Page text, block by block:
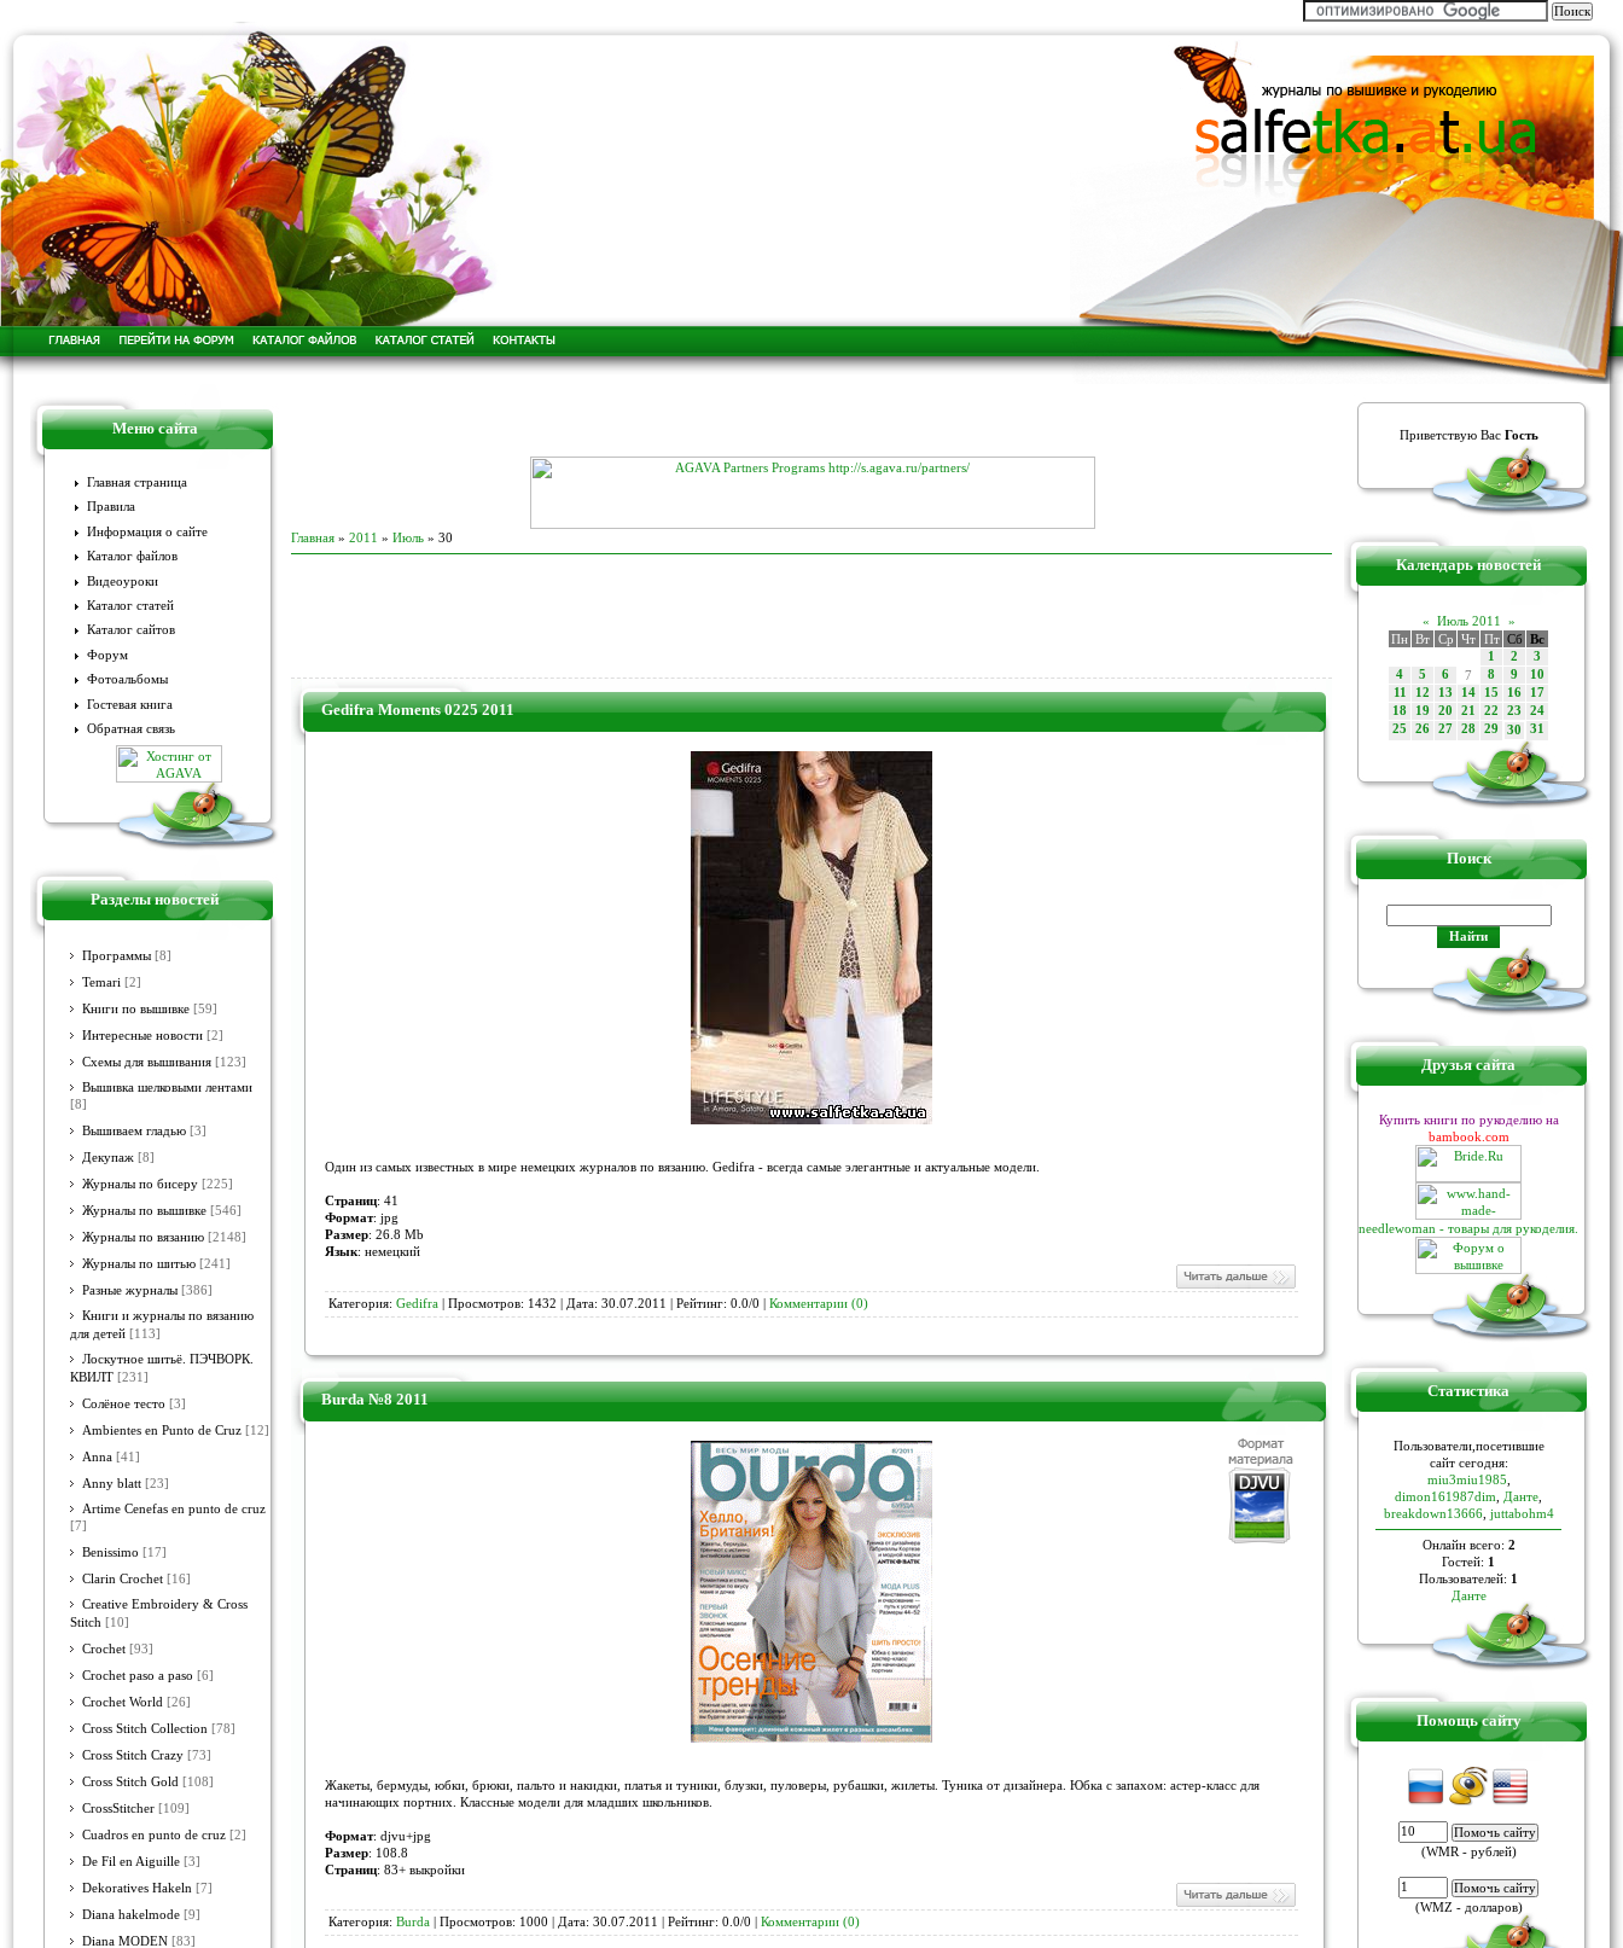
Меню сайта
Главная страница
Правила
Информация о сайте
Каталог файлов
Видеоуроки
Каталог статей
Каталог сайтов
Форум
Фотоальбомы
Гостевая книга
Обратная связь
Разделы новостей
Программы [8]
Temari [2]
Книги по вышивке [59]
Интересные новости [2]
Схемы для вышивания [123]
Вышивка шелковыми лентами
[8]
Вышиваем гладью [3]
Декупаж [8]
Журналы по бисеру [225]
Журналы по вышивке [546]
Журналы по вязанию [2148]
Журналы по шитью [241]
Разные журналы [386]
Книги и журналы по вязанию
для детей [113]
Лоскутное шитьё. ПЭЧВОРК.
КВИЛТ [231]
Солёное тесто [3]
Ambientes en Punto de Cruz [12]
Anna [41]
Anny blatt [23]
Artime Cenefas en punto de cruz
[7]
Benissimo [17]
Clarin Crochet [16]
Creative Embroidery & Cross
Stitch [10]
Crochet [93]
Crochet paso a paso [6]
Crochet World [26]
Cross Stitch Collection [78]
Cross Stitch Crazy [73]
Cross Stitch Gold [108]
CrossStitcher [109]
Cuadros en punto de cruz [2]
De Fil en Aiguille [3]
Dekoratives Hakeln [7]
Diana hakelmode [9]
Diana MODEN [83]
Главная » 2011 » Июль » 30
Gedifra Moments 0225 2011
Один из самых известных в мире немецких журналов по вязанию. Gedifra - всегда самые элегантные и актуальные модели.
Страниц: 41
Формат: jpg
Размер: 26.8 Mb
Язык: немецкий
Категория: Gedifra | Просмотров: 1432 | Дата: 30.07.2011 | Рейтинг: 0.0/0 | Комментарии (0)
Burda №8 2011
Жакеты, бермуды, юбки, брюки, пальто и накидки, платья и туники, блузки, пуловеры, рубашки, жилеты. Туника от дизайнера. Юбка с запахом: астер-класс для
начинающих портних. Классные модели для младших школьников.
Формат: djvu+jpg
Размер: 108.8
Страниц: 83+ выкройки
Категория: Burda | Просмотров: 1000 | Дата: 30.07.2011 | Рейтинг: 0.0/0 | Комментарии (0)
Приветствую Вас Гость
Календарь новостей
« Июль 2011
»
Пн Вт Ср Чт Пт Сб Вс
1 2
3
4
5 6 7 8 9
10
11
12 13 14 15 16
17
18
19 20 21 22 23
24
25
26 27 28 29 30 31
Поиск
Друзья сайта
Купить книги по рукоделию на
bambook.com
needlewoman - товары для рукоделия.
Статистика
Пoльзoвaтели,пoceтившие
caйт ceгoдня:
miu3miu1985
dimon161987dim
Данте
breakdown13666, juttabohm4
Онлайн всего: 2
Гостей: 1
Пользователей: 1
Данте
Помощь сайту
(WMR - рублей)
(WMZ - долларов)